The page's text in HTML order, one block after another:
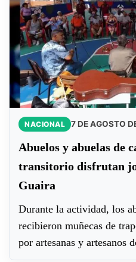
NACIONAL 7 DE AGOSTO
Abuelos y abuelas de
transitorio disfrutan
Guaira
Durante la actividad, los
recibieron muñecas de
por artesanas y artesanos